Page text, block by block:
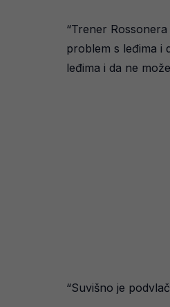
“Trener
problem s leđima i
leđima i da ne
“Suvišno je